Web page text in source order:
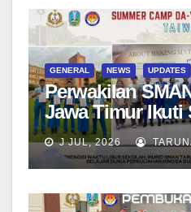
GENERAL NEWS UPDATES
Perwakilan
Jawa Timur Ikuti
di Da-Yeh
J JUL, 2026